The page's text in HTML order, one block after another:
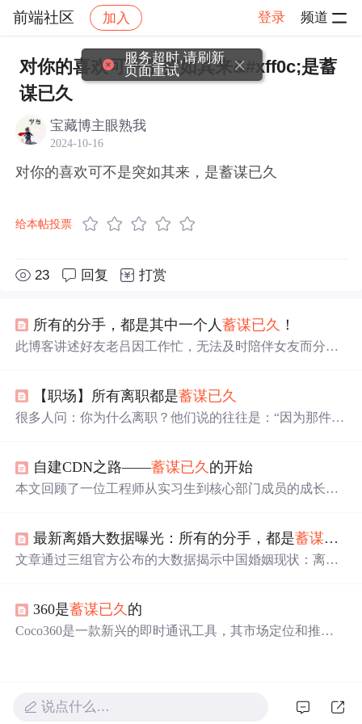
前端社区 加入 登录 频道
社区 前端社区 感慨 帖子详情
对你的喜欢可不是突如其来&#xff0c;是蓄
谋已久
宝藏博主眼熟我
2024-10-16
对你的喜欢可不是突如其来，是蓄谋已久
给本帖投票
23 回复 打赏
所有的分手，都是其中一个人蓄谋已久 ！
此博客讲述好友老吕因工作忙，无法及时陪伴女友而分手
简单陪伴胜过一切。
【职场】所有离职都是蓄谋已久
很多人问：你为什么离职？他们说的往往是：“因为那件
*“累积性压力”**（Cumulative Stress）。伤害不是单次发生
的，而是日积月累的。每一次小的不公，每一次被漠视的
个沉重的过去。人会在什么时候开始谋划离职？不是因为
外面太诱人，而是因为这里已经不再是他应该待的地方。
自建CDN之路——蓄谋已久的开始
本文回顾了一位工程师从实习生到核心部门成员的成长历
的各种挑战。
最新离婚大数据曝光：所有的分手，都是蓄谋已久
文章通过三组官方公布的大数据揭示中国婚姻现状：离婚
中的琐碎问题积累成为离婚的主要诱因。
360是蓄谋已久的
Coco360是一款新兴的即时通讯工具，其市场定位和推出
说点什么…
服务超时,请刷新
页面重试